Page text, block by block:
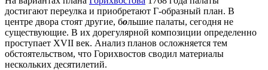
достигают переулка и приобретают Г-образный план. В
центре двора стоят другие, большие палаты, сегодня не
существующие. В их дорегулярной композиции определенно
проступает XVII век. Анализ планов осложняется тем
обстоятельством, что Горихвостов сводил материалы
нескольких десятилетий.